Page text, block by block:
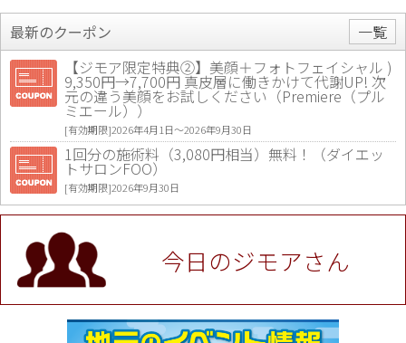
最新のクーポン
一覧
【ジモア限定特典②】美顔＋フォトフェイシャル )
9,350円→7,700円 真皮層に働きかけて代謝UP! 次
元の違う美顔をお試しください（Premiere（プル
ミエール））
[有効期限]2026年4月1日〜2026年9月30日
1回分の施術料（3,080円相当）無料！（ダイエッ
トサロンFOO）
[有効期限]2026年9月30日
値段提示後「ジモア見た」で更に買い取り金額 U
P！※チケットと新品商品は除く（大黒屋 高田馬場
駅前店）
[有効期限]2026年9月30日
★ジモア限定特典★ お会計より全品5％OFF（ナチ
ュラル＆ハンドメイドショップ［マキマキ］）
[有効期限]2026年9月30日まで
今日のジモアさん